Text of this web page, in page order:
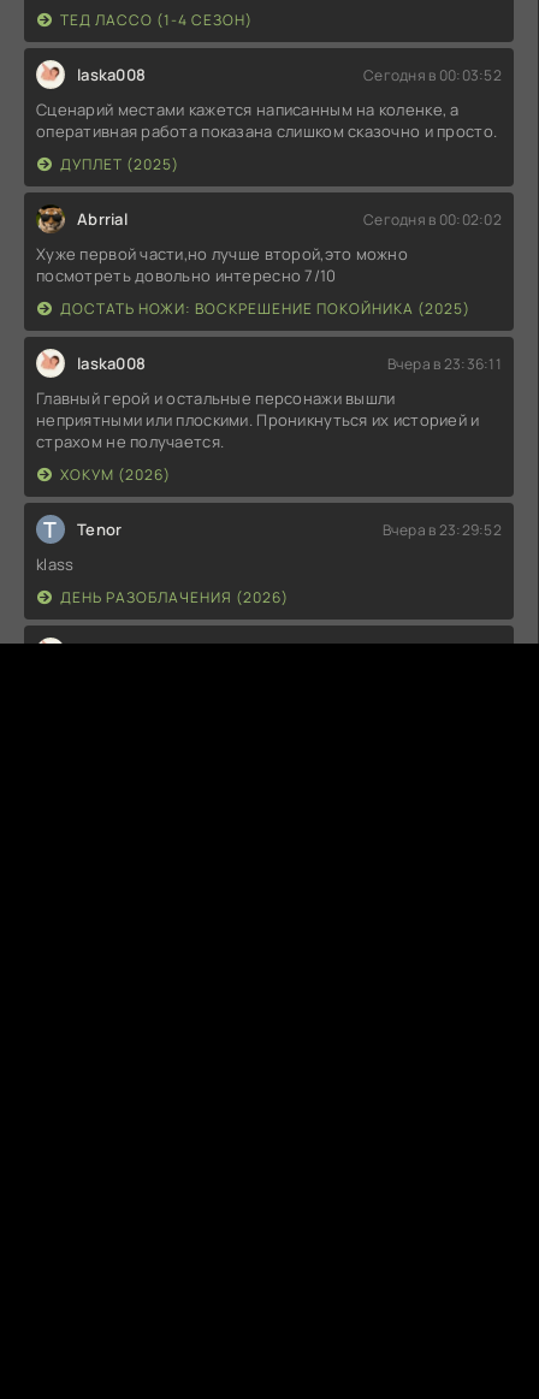
ТЕД ЛАССО (1-4 СЕЗОН)
laska008 Сегодня в 00:03:52
Сценарий местами кажется написанным на коленке, а
оперативная работа показана слишком сказочно и просто.
ДУПЛЕТ (2025)
Abrrial Сегодня в 00:02:02
Хуже первой части,но лучше второй,это можно
посмотреть довольно интересно 7/10
ДОСТАТЬ НОЖИ: ВОСКРЕШЕНИЕ ПОКОЙНИКА (2025)
laska008 Вчера в 23:36:11
Главный герой и остальные персонажи вышли
неприятными или плоскими. Проникнуться их историей и
страхом не получается.
ХОКУМ (2026)
T Tenor Вчера в 23:29:52
klass
ДЕНЬ РАЗОБЛАЧЕНИЯ (2026)